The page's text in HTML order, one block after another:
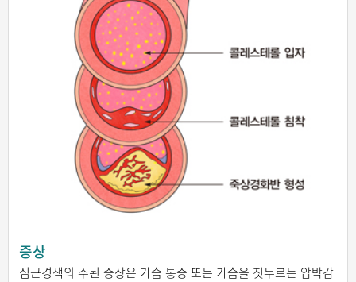
증상
심근경색의 주된 증상은 가슴 통증 또는 가슴을 짓누르는 압박감